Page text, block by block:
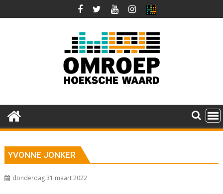
naar
YVONNE JONKER
donderdag 31 maart 2022